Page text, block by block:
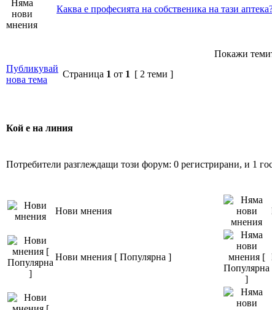
Каква е професията на собственика на тази
Покажи
Публикувай
нова тема
Страница 1 от 1 [ 2 теми ]
Кой е на линия
Потребители разглеждащи този форум: 0 регистрирани, и 1
Нови мнения
Нови мнения [ Популярна ]